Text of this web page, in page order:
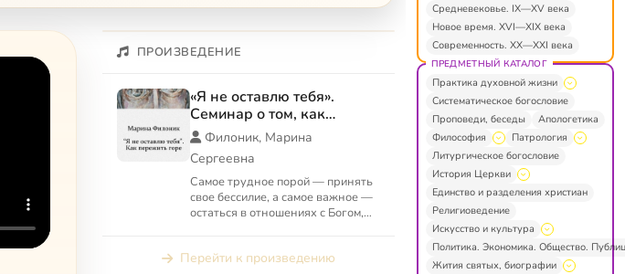
ПРОИЗВЕДЕНИЕ
«Я не оставлю тебя».
Семинар о том, как
пережить горе
Филоник, Марина
Сергеевна
Самое трудное порой — принять
свое бессилие, а самое важное —
остаться в отношениях с Богом,
Перейти к произведению
Средневековье. IX—XV века
Новое время. XVI—XIX века
Современность. XX—XXI века
ПРЕДМЕТНЫЙ КАТАЛОГ
Практика духовной жизни
Систематическое богословие
Проповеди, беседы
Апологетика
Философия
Патрология
Литургическое богословие
История Церкви
Единство и разделения христиан
Религиоведение
Искусство и культура
Политика. Экономика. Общество.
Жития святых, биографии